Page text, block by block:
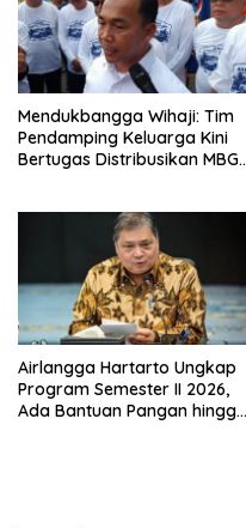
Mendukbangga Wihaji: Tim
Pendamping Keluarga Kini
Bertugas Distribusikan MBG
Airlangga Hartarto Ungkap
Program Semester II 2026,
Ada Bantuan Pangan hingga